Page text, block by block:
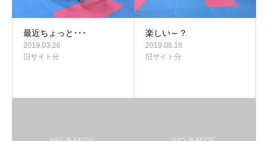
最近ちょっと･･･
2019.03.26
旧サイト分
楽しい～？
2019.06.18
旧サイト分